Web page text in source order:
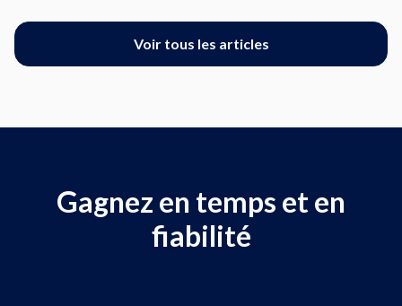
Voir tous les articles
Gagnez en temps et en
fiabilité